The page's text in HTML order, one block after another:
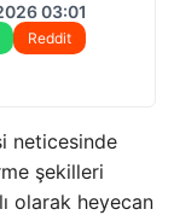
03:01
Reddit
neticesinde
şekilleri
olarak heyecan